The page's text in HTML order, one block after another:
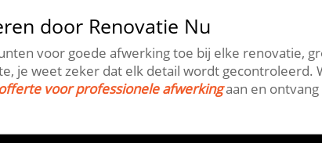
door Renovatie Nu
voor goede afwerking toe bij elke renovatie,
je weet zeker dat elk detail wordt gecontroleerd.​
voor professionele afwerkingaan en